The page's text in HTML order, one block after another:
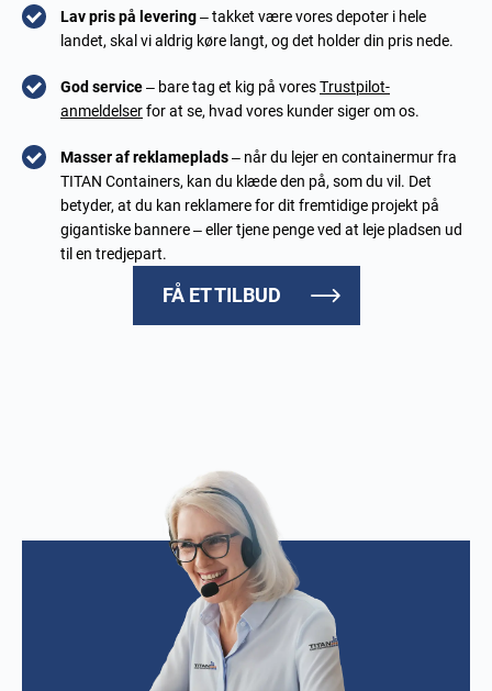
Lav pris på levering– takket være vores depoter i hele
landet, skal vi aldrig køre langt, og det holder din pris nede.
God service– bare tag et kig på voresTrustpilot-
anmeldelserfor at se, hvad vores kunder siger om os.
Masser af reklameplads– når du lejer en containermur fra
TITAN Containers, kan du klæde den på, som du vil. Det
betyder, at du kan reklamere for dit fremtidige projekt på
gigantiske bannere – eller tjene penge ved at leje pladsen ud
til en tredjepart.
FÅ ET TILBUD